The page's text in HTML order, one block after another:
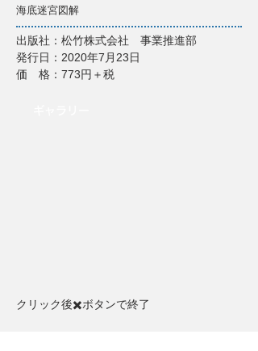
海底迷宮図解
出版社：松竹株式会社 事業推進部
発行日：2020年7月23日
価 格：773円＋税
クリック後✖️ボタンで終了​